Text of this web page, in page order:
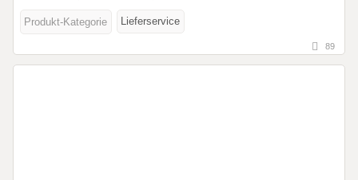
Produkt-Kategorie Lieferservice
89